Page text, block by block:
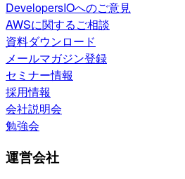
DevelopersIOへのご意見
AWSに関するご相談
資料ダウンロード
メールマガジン登録
セミナー情報
採用情報
会社説明会
勉強会
運営会社